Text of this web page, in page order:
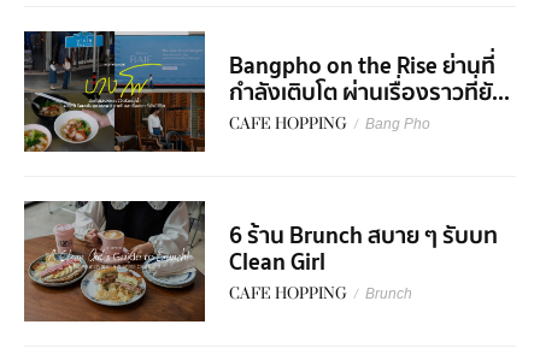
Bangpho on the Rise ย่านที่
กำลังเติบโต ผ่านเรื่องราวที่ยั...
CAFE HOPPING / Bang Pho
6 ร้าน Brunch สบาย ๆ รับบท
Clean Girl
CAFE HOPPING / Brunch